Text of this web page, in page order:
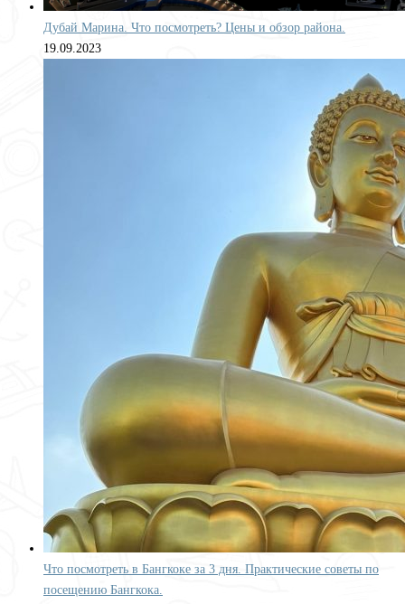
Дубай Марина. Что посмотреть? Цены и обзор района.
19.09.2023
Что посмотреть в Бангкоке за 3 дня. Практические советы по
посещению Бангкока.